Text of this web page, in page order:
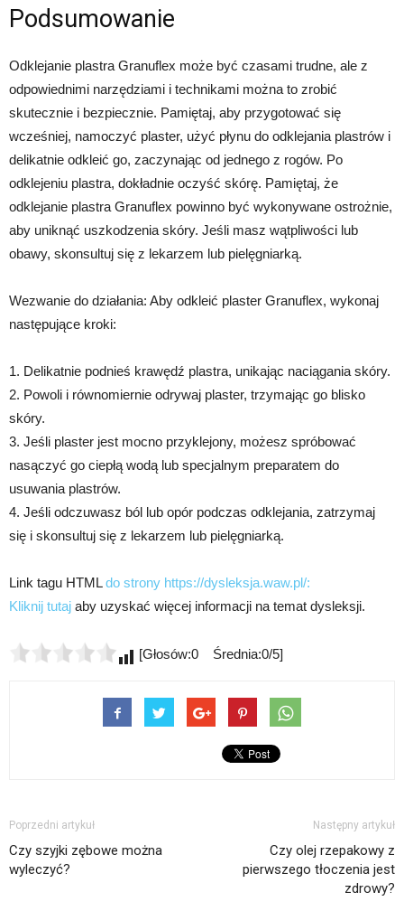
Podsumowanie
Odklejanie plastra Granuflex może być czasami trudne, ale z
odpowiednimi narzędziami i technikami można to zrobić
skutecznie i bezpiecznie. Pamiętaj, aby przygotować się
wcześniej, namoczyć plaster, użyć płynu do odklejania plastrów i
delikatnie odkleić go, zaczynając od jednego z rogów. Po
odklejeniu plastra, dokładnie oczyść skórę. Pamiętaj, że
odklejanie plastra Granuflex powinno być wykonywane ostrożnie,
aby uniknąć uszkodzenia skóry. Jeśli masz wątpliwości lub
obawy, skonsultuj się z lekarzem lub pielęgniarką.
Wezwanie do działania: Aby odkleić plaster Granuflex, wykonaj
następujące kroki:
1. Delikatnie podnieś krawędź plastra, unikając naciągania skóry.
2. Powoli i równomiernie odrywaj plaster, trzymając go blisko
skóry.
3. Jeśli plaster jest mocno przyklejony, możesz spróbować
nasączyć go ciepłą wodą lub specjalnym preparatem do
usuwania plastrów.
4. Jeśli odczuwasz ból lub opór podczas odklejania, zatrzymaj
się i skonsultuj się z lekarzem lub pielęgniarką.
Link tagu HTMLdo strony https://dysleksja.waw.pl/:
Kliknij tutaj aby uzyskać więcej informacji na temat dysleksji.
[Głosów:0 Średnia:0/5]
Poprzedni artykuł
Czy szyjki zębowe można
wyleczyć?
Następny artykuł
Czy olej rzepakowy z
pierwszego tłoczenia jest
zdrowy?